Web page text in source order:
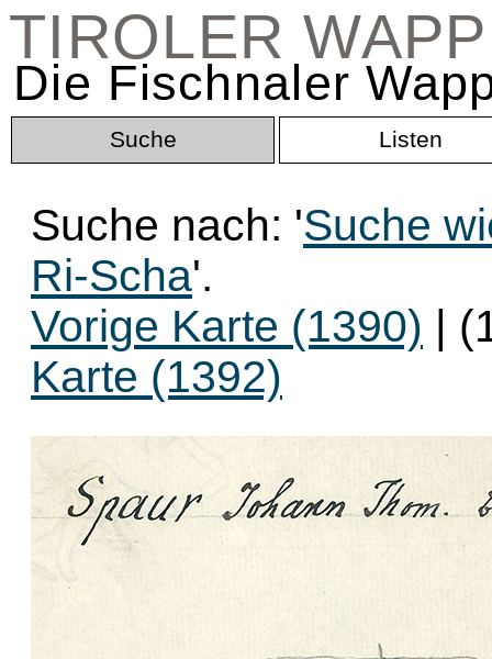
TIROLER
Die Fischnaler
Suche Listen
Suche nach: 'Suche
Ri-Scha'.
Vorige Karte (1390) |
Karte (1392)